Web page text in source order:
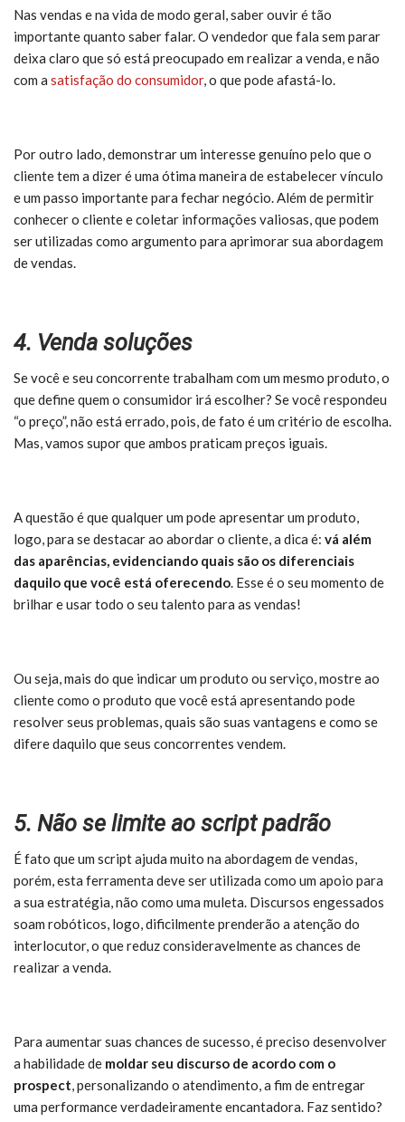
Nas vendas e na vida de modo geral, saber ouvir é tão
importante quanto saber falar. O vendedor que fala sem parar
deixa claro que só está preocupado em realizar a venda, e não
com a satisfação do consumidor, o que pode afastá-lo.
Por outro lado, demonstrar um interesse genuíno pelo que o
cliente tem a dizer é uma ótima maneira de estabelecer vínculo
e um passo importante para fechar negócio. Além de permitir
conhecer o cliente e coletar informações valiosas, que podem
ser utilizadas como argumento para aprimorar sua abordagem
de vendas.
4. Venda soluções
Se você e seu concorrente trabalham com um mesmo produto, o
que define quem o consumidor irá escolher? Se você respondeu
“o preço”, não está errado, pois, de fato é um critério de escolha.
Mas, vamos supor que ambos praticam preços iguais.
A questão é que qualquer um pode apresentar um produto,
logo, para se destacar ao abordar o cliente, a dica é: vá além
das aparências, evidenciando quais são os diferenciais
daquilo que você está oferecendo. Esse é o seu momento de
brilhar e usar todo o seu talento para as vendas!
Ou seja, mais do que indicar um produto ou serviço, mostre ao
cliente como o produto que você está apresentando pode
resolver seus problemas, quais são suas vantagens e como se
difere daquilo que seus concorrentes vendem.
5. Não se limite ao script padrão
É fato que um script ajuda muito na abordagem de vendas,
porém, esta ferramenta deve ser utilizada como um apoio para
a sua estratégia, não como uma muleta. Discursos engessados
soam robóticos, logo, dificilmente prenderão a atenção do
interlocutor, o que reduz consideravelmente as chances de
realizar a venda.
Para aumentar suas chances de sucesso, é preciso desenvolver
a habilidade de moldar seu discurso de acordo com o
prospect, personalizando o atendimento, a fim de entregar
uma performance verdadeiramente encantadora. Faz sentido?